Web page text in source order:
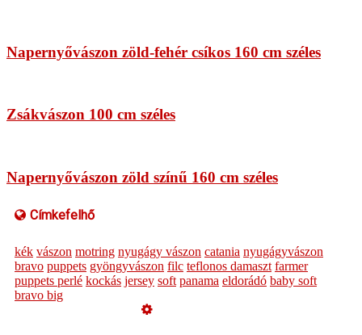
Napernyővászon zöld-fehér csíkos 160 cm széles
Zsákvászon 100 cm széles
Napernyővászon zöld színű 160 cm széles
Címkefelhő
kék vászon motring nyugágy vászon catania nyugágyvászon
bravo puppets gyöngyvászon filc teflonos damaszt farmer
puppets perlé kockás jersey soft panama eldorádó baby soft
bravo big